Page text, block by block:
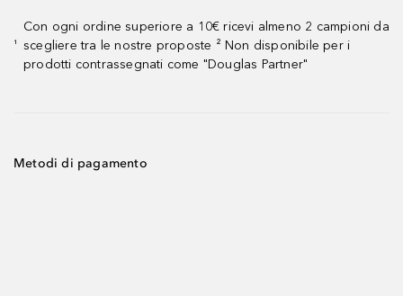
¹
Con ogni ordine superiore a 10€ ricevi almeno 2 campioni da
scegliere tra le nostre proposte ² Non disponibile per i
prodotti contrassegnati come "Douglas Partner"
Metodi di pagamento